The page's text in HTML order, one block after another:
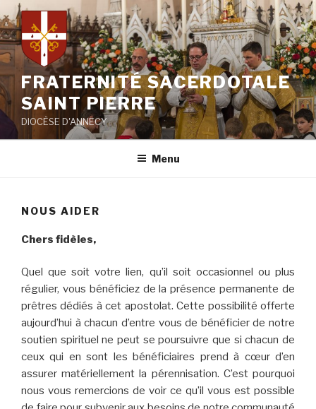
Aller
au
contenu
principal
FRATERNITÉ SACERDOTALE
SAINT PIERRE
DIOCÈSE D'ANNECY
Menu
NOUS AIDER
Chers fidèles,
Quel que soit votre lien, qu’il soit occasionnel ou plus
régulier, vous bénéficiez de la présence permanente de
prêtres dédiés à cet apostolat. Cette possibilité offerte
aujourd’hui à chacun d’entre vous de bénéficier de notre
soutien spirituel ne peut se poursuivre que si chacun de
ceux qui en sont les bénéficiaires prend à cœur d’en
assurer matériellement la pérennisation. C’est pourquoi
nous vous remercions de voir ce qu’il vous est possible